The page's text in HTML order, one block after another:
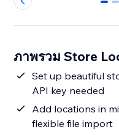
0 1
ภาพรวม Store
Set up beautiful
API key needed
Add locations in
flexible file import